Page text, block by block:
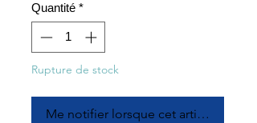
Quantité *
Rupture de stock
Me notifier lorsque cet article est